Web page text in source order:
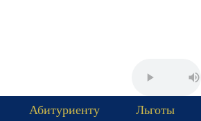
Абитуриенту
Льготы